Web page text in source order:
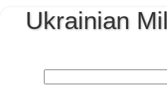
Ukrainian